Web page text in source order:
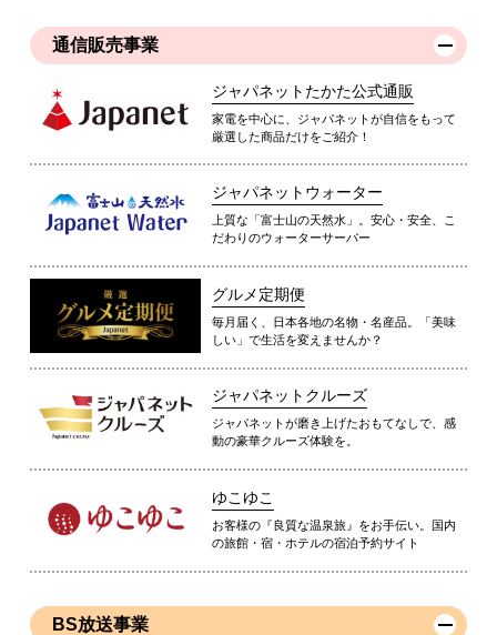
通信販売事業
ジャパネットたかた公式通販
家電を中心に、ジャパネットが自信をもって
厳選した商品だけをご紹介！
ジャパネットウォーター
上質な「富士山の天然水」。安心・安全、こ
だわりのウォーターサーバー
グルメ定期便
毎月届く、日本各地の名物・名産品。「美味
しい」で生活を変えませんか？
ジャパネットクルーズ
ジャパネットが磨き上げたおもてなしで、感
動の豪華クルーズ体験を。
ゆこゆこ
お客様の『良質な温泉旅』をお手伝い。国内
の旅館・宿・ホテルの宿泊予約サイト
BS放送事業